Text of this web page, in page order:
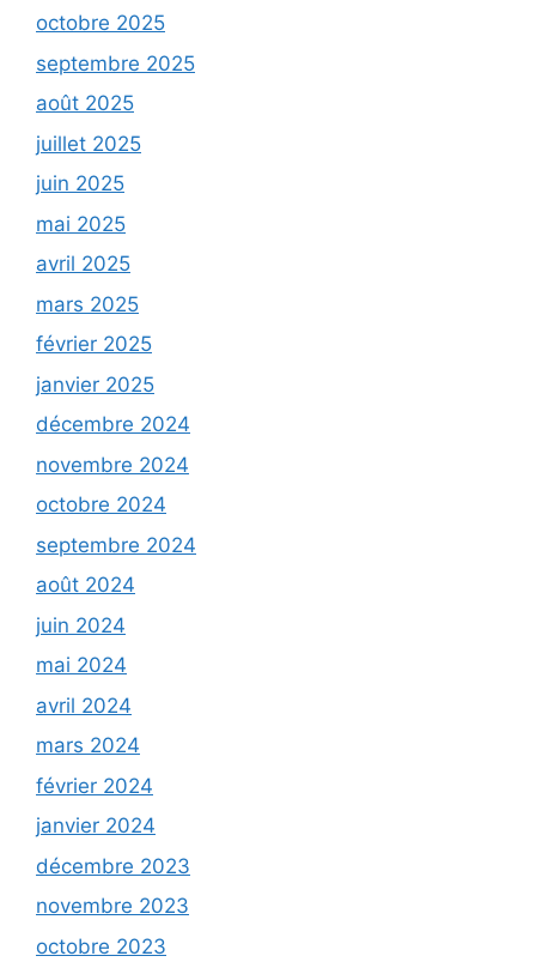
octobre 2025
septembre 2025
août 2025
juillet 2025
juin 2025
mai 2025
avril 2025
mars 2025
février 2025
janvier 2025
décembre 2024
novembre 2024
octobre 2024
septembre 2024
août 2024
juin 2024
mai 2024
avril 2024
mars 2024
février 2024
janvier 2024
décembre 2023
novembre 2023
octobre 2023